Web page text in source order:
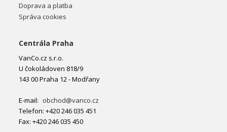
Doprava a platba
Správa cookies
Centrála Praha
VanCo.cz s.r.o.
U čokoládoven 818/9
143 00 Praha 12 - Modřany
E-mail: obchod@vanco.cz
Telefon: +420 246 035 451
Fax: +420 246 035 450